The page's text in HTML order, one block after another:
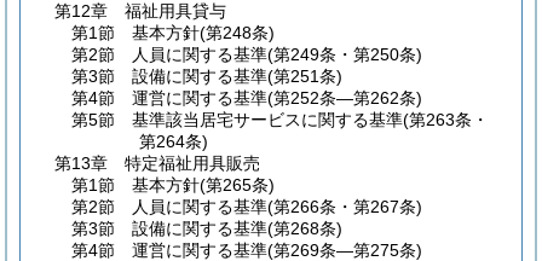
第12章
福祉用具貸与
第1節
基本方針(第248条)
第2節
人員に関する基準(第249条・第250条)
第3節
設備に関する基準(第251条)
第4節
運営に関する基準(第252条―第262条)
第5節
基準該当居宅サービスに関する基準(第263条・
第264条)
第13章
特定福祉用具販売
第1節
基本方針(第265条)
第2節
人員に関する基準(第266条・第267条)
第3節
設備に関する基準(第268条)
第4節
運営に関する基準(第269条―第275条)